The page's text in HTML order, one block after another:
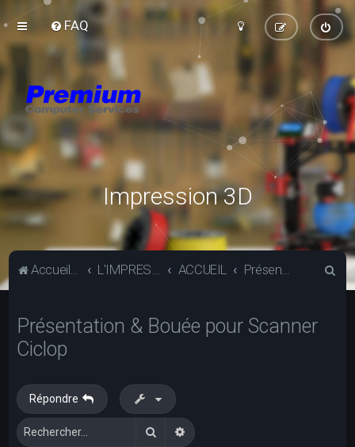
FAQ
Impression 3D
Accueil du forum L'IMPRESSION 3D ACCUEIL Présentez-vous
Présentation & Bouée pour Scanner
Ciclop
Répondre
RechercherRecherche avancée